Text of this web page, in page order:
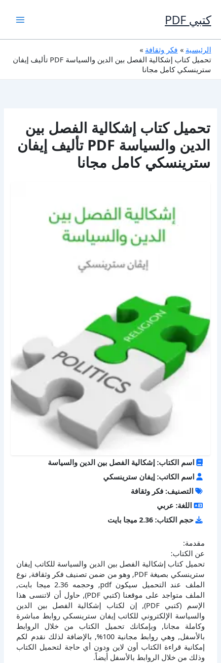
إلى
المحتوى
كتبي PDF
الرئيسية
فكر وثقافة
تحميل كتاب إشكالية الفصل بين الدين والسياسة PDF تأليف إيفان
سترينسكي كامل مجانا
تحميل كتاب إشكالية الفصل بين
الدين والسياسة PDF تأليف إيفان
سترينسكي كامل مجانا
اسم الكتاب: إشكالية الفصل بين الدين والسياسة
اسم الكاتب: إيفان سترينسكي
التصنيف: فكر وثقافة
اللغة: عربي
حجم الكتاب: 2.36 ميجا بايت
مقدمة:
عن الكتاب:
تحميل كتاب إشكالية الفصل بين الدين والسياسة للكاتب إيفان
سترينسكي بصيغة PDF, وهو من ضمن تصنيف فكر وثقافة, نوع
الملف عند التحميل سيكون pdf, وحجمه 2.36 ميجا بايت,
الملف متواجد على موقعنا (كتبي PDF), حاول أن لاتنسى هذا
الإسم (كتبي PDF), إن لكتاب إشكالية الفصل بين الدين
والسياسة الإلكتروني للكاتب إيفان سترينسكي روابط مباشرة
وكاملة مجانا, وبإمكانك تحميل الكتاب من خلال الروابط
بالأسفل, وهي روابط مجانية 100%, بالإضافة لذلك نقدم لكم
إمكانية قراءة الكتاب أون لاين ودون أي حاجة لتحميل الكتاب
وذلك من خلال الروابط بالأسفل أيضاً.